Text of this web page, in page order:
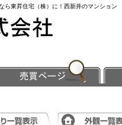
ら東昇住宅（株）に！西新井のマンシ